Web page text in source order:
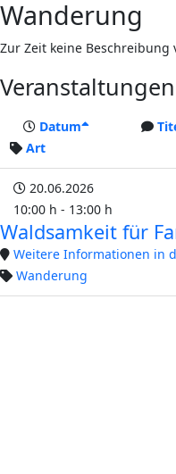
Wanderung
Zur Zeit keine Beschreibung
Veranstaltungen
Datum
Art
20.06.2026
10:00 h - 13:00 h
Waldsamkeit für
Weitere Informationen in
Wanderung